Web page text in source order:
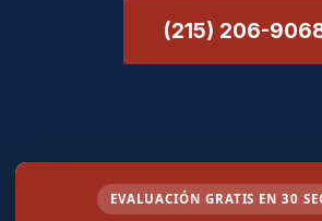
(215) 206-
EVALUACIÓN GRATIS EN 30